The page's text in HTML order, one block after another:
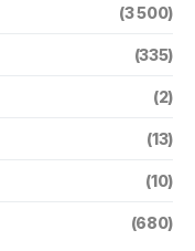
(3 500)
(335)
(2)
(13)
(10)
(680)